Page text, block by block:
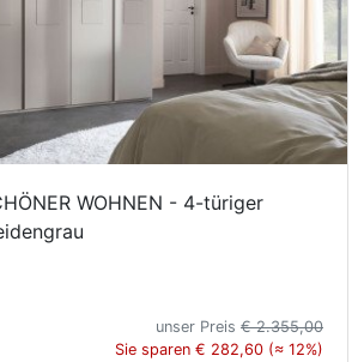
WOHNEN - 4-türiger
unser Preis € 2.355,00
Sie sparen € 282,60 (≈ 12%)